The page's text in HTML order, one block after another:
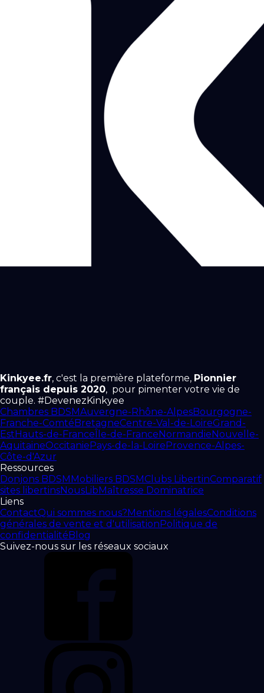
Kinkyee.fr, c'est la première plateforme, Pionnier
français depuis 2020, pour pimenter votre vie de
couple. #DevenezKinkyee
Chambres BDSMAuvergne-Rhône-AlpesBourgogne-
Franche-ComtéBretagneCentre-Val-de-LoireGrand-
EstHauts-de-FranceÎle-de-FranceNormandieNouvelle-
AquitaineOccitaniePays-de-la-LoireProvence-Alpes-
Côte-d'Azur
Ressources
Donjons BDSMMobiliers BDSMClubs LibertinComparatif
sites libertinsNousLibMaîtresse Dominatrice
Liens
ContactQui sommes nous?Mentions légalesConditions
générales de vente et d'utilisationPolitique de
confidentialitéBlog
Suivez-nous sur les réseaux sociaux